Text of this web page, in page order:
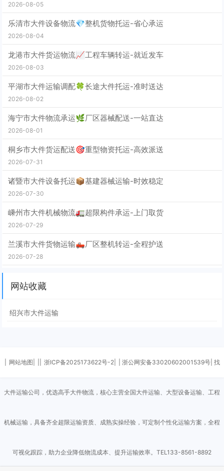
2026-08-05
乐清市大件设备物流💎整机货物托运-省心承运
2026-08-04
龙港市大件货运物流📈工程车辆转运-就近发车
2026-08-03
平湖市大件运输调配🍀长途大件托运-准时送达
2026-08-02
海宁市大件物流承运🌿厂区器械配送-一站直达
2026-08-01
桐乡市大件货运配送🎯重型物资托运-高效派送
2026-07-31
诸暨市大件设备托运📦基建器械运输-时效稳定
2026-07-30
嵊州市大件机械物流🚛超限构件承运-上门取货
2026-07-29
兰溪市大件货物运输🛻厂区整机转运-全程护送
2026-07-28
网站收藏
绍兴市大件运输
网站地图| 浙ICP备2025173622号-2| | 浙公网安备33020602001539号| 找
大件运输公司，优选高手大件物流，核心主营全国大件运输、大型设备运输、工程
机械运输，具备齐全超限运输资质、成熟实操经验，可定制个性化运输方案，全程
可视化跟踪，助力企业降低物流成本、提升运输效率。TEL133-8561-8892